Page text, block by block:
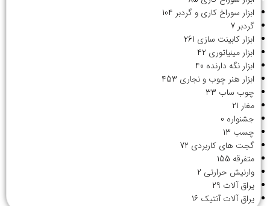
ابزار سوراخ کاری و گردبر 104
گردبر 7
ابزار کابینت سازی 261
ابزار مینیاتوری 42
ابزار نگه دارنده 40
ابزار هنر چوب و نجاری 453
چوب ساب 33
مغار 21
جشنواره 0
چسب 13
گجت های کاربردی 72
متفرقه 155
وارنیش حرارتی 2
یراق آلات 29
یراق آلات آنتیک 16